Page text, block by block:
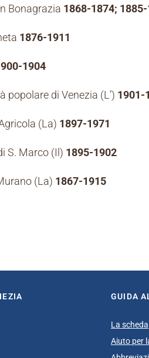
Bonagrazia 1868-1874;
1876-1911
1904
popolare di Venezia (L’) 1901-
(La) 1897-1971
S. Marco (Il) 1895-1902
(La) 1867-1915
GUIDA
La scheda
Aiuto per